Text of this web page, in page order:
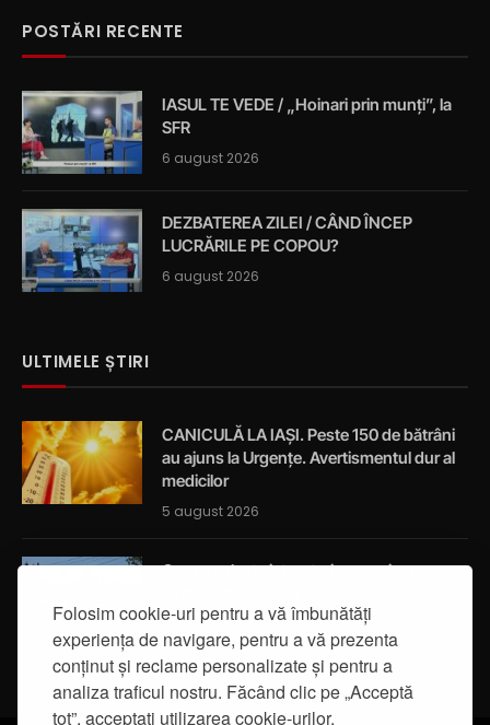
Folosim cookie-uri pentru a vă îmbunătăți
experiența de navigare, pentru a vă prezenta
conținut și reclame personalizate și pentru a
analiza traficul nostru. Făcând clic pe „Acceptă
tot”, acceptați utilizarea cookie-urilor.
POSTĂRI RECENTE
IASUL TE VEDE / „Hoinari prin munți”, la
SFR
6 august 2026
DEZBATEREA ZILEI / CÂND ÎNCEP
LUCRĂRILE PE COPOU?
6 august 2026
ULTIMELE ȘTIRI
CANICULĂ LA IAȘI. Peste 150 de bătrâni
au ajuns la Urgențe. Avertismentul dur al
medicilor
5 august 2026
Cum a salvat viața a trei oameni un
întâmplător prin localitatea Breazu
5 august 2026